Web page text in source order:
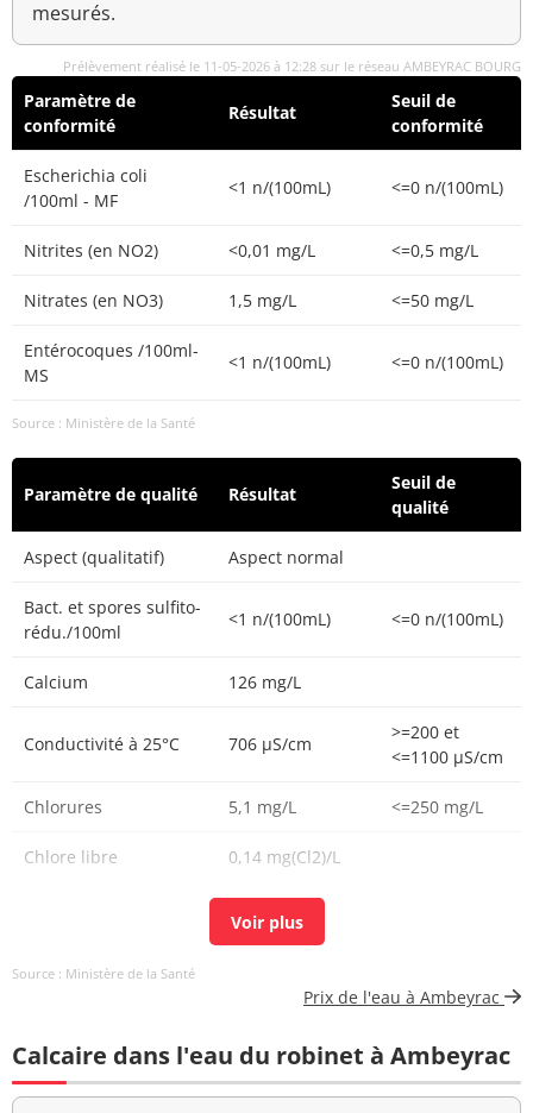
mesurés.
Prélèvement réalisé le 11-05-2026 à 12:28 sur le réseau AMBEYRAC BOURG
Paramètre de
conformité
Résultat
Seuil de
conformité
Escherichia coli
/100ml - MF
<1 n/(100mL) <=0 n/(100mL)
Nitrites (en NO2) <0,01 mg/L <=0,5 mg/L
Nitrates (en NO3) 1,5 mg/L <=50 mg/L
Entérocoques /100ml-
MS
<1 n/(100mL) <=0 n/(100mL)
Source : Ministère de la Santé
Paramètre de qualité Résultat
Seuil de
qualité
Aspect (qualitatif) Aspect normal
Bact. et spores sulfito-
rédu./100ml
<1 n/(100mL) <=0 n/(100mL)
Calcium 126 mg/L
Conductivité à 25°C 706 µS/cm
>=200 et
<=1100 µS/cm
Chlorures 5,1 mg/L <=250 mg/L
Chlore libre 0,14 mg(Cl2)/L
0,15 mg(Cl2)/L
total
Aucun
Source : Ministère de la Santé
Prix de l'eau à Ambeyrac
Calcaire dans l'eau du robinet à Ambeyrac